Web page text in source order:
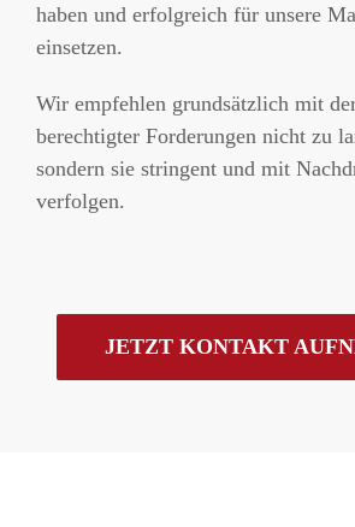
haben und erfolgreich für unsere
einsetzen.
Wir empfehlen grundsätzlich mit
berechtigter Forderungen nicht zu
sondern sie stringent und mit
verfolgen.
JETZT KONTAKT